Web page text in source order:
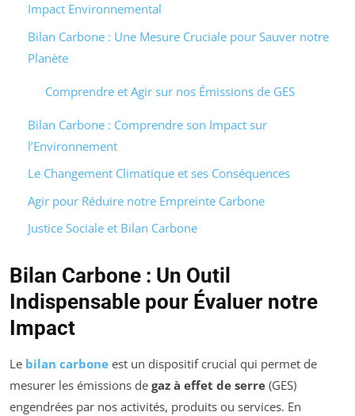
Impact Environnemental
Bilan Carbone : Une Mesure Cruciale pour Sauver notre
Planète
Comprendre et Agir sur nos Émissions de GES
Bilan Carbone : Comprendre son Impact sur
l’Environnement
Le Changement Climatique et ses Conséquences
Agir pour Réduire notre Empreinte Carbone
Justice Sociale et Bilan Carbone
Bilan Carbone : Un Outil
Indispensable pour Évaluer notre
Impact
Le bilan carbone est un dispositif crucial qui permet de
mesurer les émissions de gaz à effet de serre (GES)
engendrées par nos activités, produits ou services. En